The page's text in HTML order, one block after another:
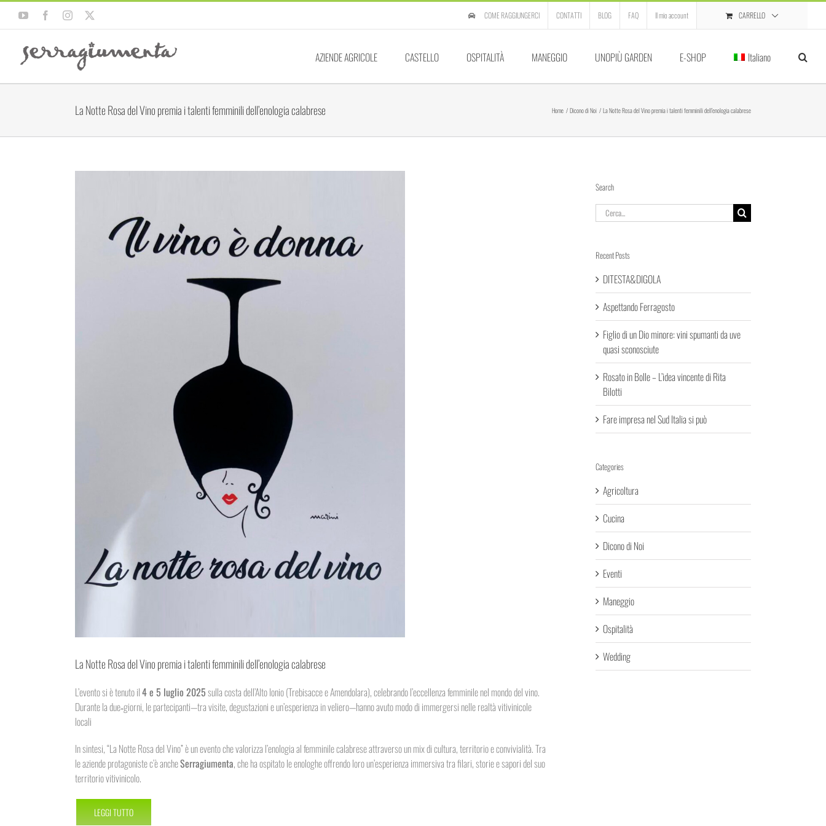
Salta
YouTubeFacebookInstagram COME RAGGIUNGERCI CONTATTI BLOG FAQ Il mio account CARRELLO
AZIENDE AGRICOLE CASTELLO OSPITALITÀ MANEGGIO UNOPIÙ GARDEN E-SHOP Italiano
La Notte Rosa del Vino premia i talenti femminili dell’enologia calabrese Home Dicono di Noi La Notte Rosa del Vino premia i talenti femminili dell’enologia calabrese
La Notte Rosa del Vino premia i talenti femminili dell’enologia calabrese
L’evento si è tenuto il4 e 5 luglio 2025sulla costa dell’Alto Ionio (Trebisacce e Amendolara), celebrando l’eccellenza femminile nel mondo del vino.
Durante la due‑giorni, le partecipanti—tra visite, degustazioni e un’esperienza in veliero—hanno avuto modo di immergersi nelle realtà vitivinicole
locali
In sintesi, “La Notte Rosa del Vino” è un evento che valorizza l’enologia al femminile calabrese attraverso un mix di cultura, territorio e convivialità. Tra
le aziende protagoniste c’è ancheSerragiumenta, che ha ospitato le enologhe offrendo loro un’esperienza immersiva tra filari, storie e sapori del suo
territorio vitivinicolo.
LEGGI TUTTO
Search
Cerca
per:
Recent Posts
DITESTA&DIGOLA
Aspettando Ferragosto
Figlio di un Dio minore: vini spumanti da uve
quasi sconosciute
Rosato in Bolle – L’idea vincente di Rita
Bilotti
Fare impresa nel Sud Italia si può
Categories
Agricoltura
Cucina
Dicono di Noi
Eventi
Maneggio
Ospitalità
Wedding